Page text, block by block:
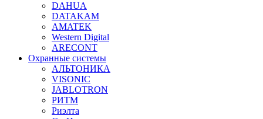
DAHUA
DATAKAM
AMATEK
Western Digital
ARECONT
Охранные системы
АЛЬТОНИКА
VISONIC
JABLOTRON
РИТМ
Риэлта